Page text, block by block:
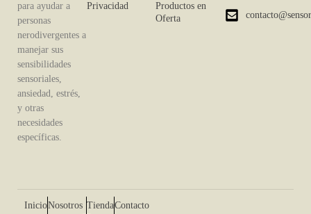
para ayudar a
personas
nerodivergentes a
manejar sus
sensibilidades
sensoriales,
ansiedad, estrés,
y otras
necesidades
específicas.
Privacidad
Productos en
Oferta
InicioNosotros TiendaContacto